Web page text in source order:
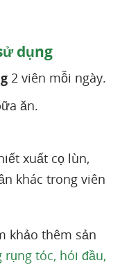
dụng
2 viên mỗi ngày.
ăn.
xuất cọ lùn,
khác trong viên
khảo thêm sản
rụng tóc, hói đầu,